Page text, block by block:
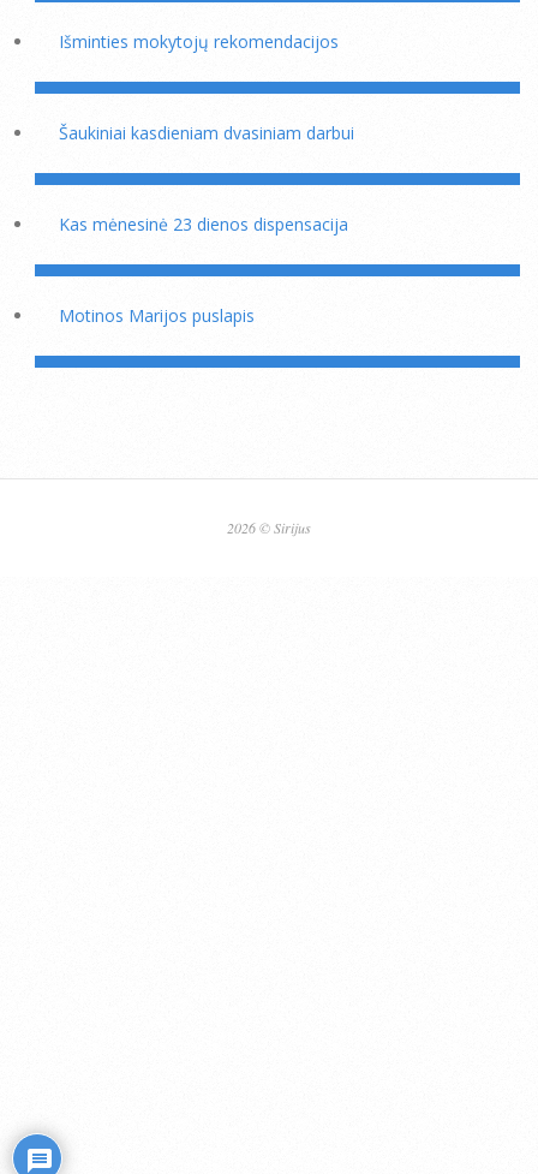
Išminties mokytojų rekomendacijos
Šaukiniai kasdieniam dvasiniam darbui
Kas mėnesinė 23 dienos dispensacija
Motinos Marijos puslapis
2026 © Sirijus